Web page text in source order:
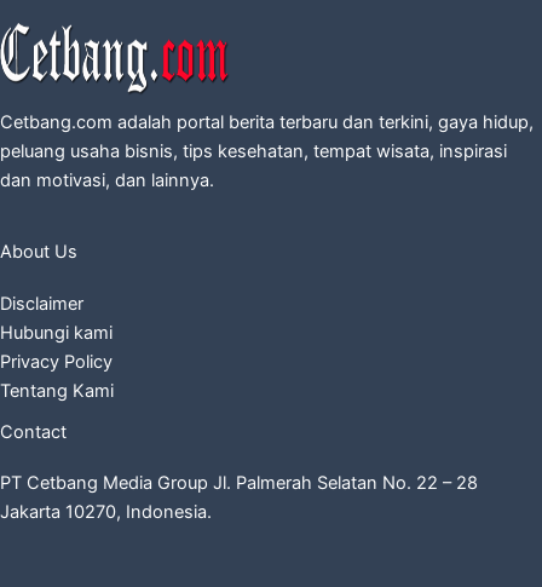
Cetbang.com adalah portal berita terbaru dan terkini, gaya hidup,
peluang usaha bisnis, tips kesehatan, tempat wisata, inspirasi
dan motivasi, dan lainnya.
About Us
Disclaimer
Hubungi kami
Privacy Policy
Tentang Kami
Contact
PT Cetbang Media Group Jl. Palmerah Selatan No. 22 – 28
Jakarta 10270, Indonesia.